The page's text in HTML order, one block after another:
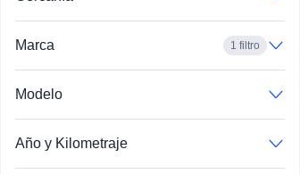
Marca 1 filtro
Modelo
Año y Kilometraje